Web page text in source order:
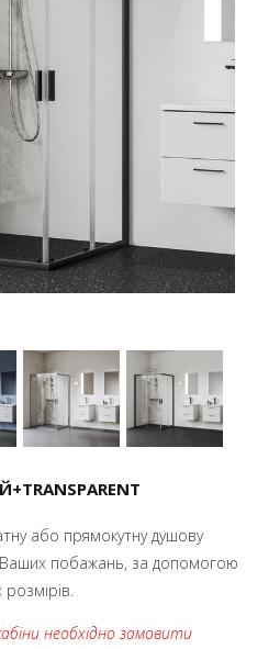
або прямокутну душову
Ваших побажань, за допомогою
розмірів.
необхідно замовити